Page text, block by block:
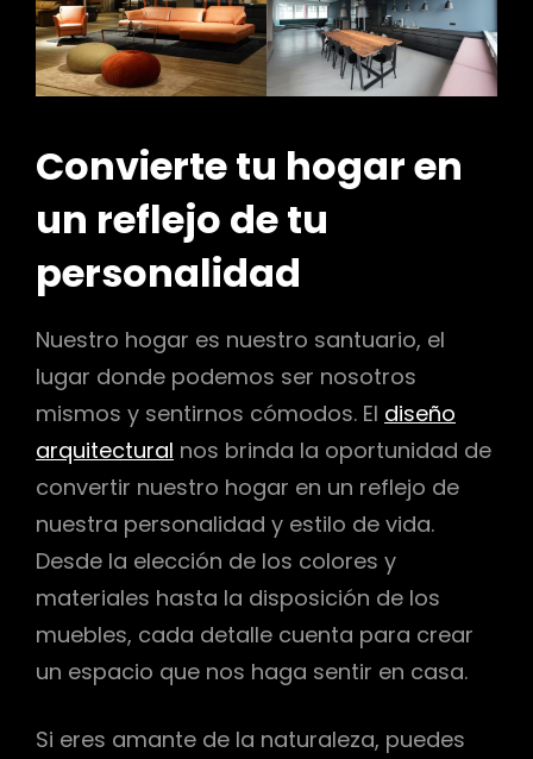
Convierte tu hogar en
un reflejo de tu
personalidad
Nuestro hogar es nuestro santuario, el
lugar donde podemos ser nosotros
mismos y sentirnos cómodos. El diseño
arquitectural nos brinda la oportunidad de
convertir nuestro hogar en un reflejo de
nuestra personalidad y estilo de vida.
Desde la elección de los colores y
materiales hasta la disposición de los
muebles, cada detalle cuenta para crear
un espacio que nos haga sentir en casa.
Si eres amante de la naturaleza, puedes